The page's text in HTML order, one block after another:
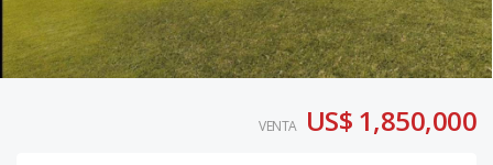
VENTA US$ 1,850,000